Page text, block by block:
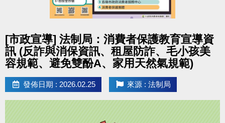
[市政宣導] 法制局：消費者保護教育宣導資
訊 (反詐與消保資訊、租屋防詐、毛小孩美
容規範、避免雙酚A、家用天然氣規範)
發佈日期 : 2026.02.25 來源 : 法制局